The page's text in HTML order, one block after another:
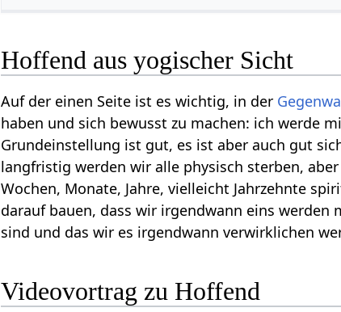
Hoffend aus yogischer Sicht
Auf der einen Seite ist es wichtig, in der
haben und sich bewusst zu machen: ich werde
Grundeinstellung ist gut, es ist aber auch gut
langfristig werden wir alle physisch sterben,
Wochen, Monate, Jahre, vielleicht Jahrzehnte
darauf bauen, dass wir irgendwann eins werden
sind und das wir es irgendwann verwirklichen